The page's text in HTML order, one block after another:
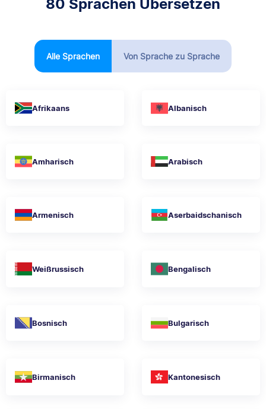
80 Sprachen Übersetzen
Alle Sprachen Von Sprache zu Sprache
Afrikaans Albanisch
Amharisch Arabisch
Armenisch Aserbaidschanisch
Weißrussisch Bengalisch
Bosnisch Bulgarisch
Birmanisch Kantonesisch